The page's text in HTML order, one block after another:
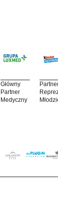
Główny
Partner
Medyczny